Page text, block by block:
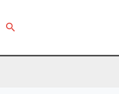
Pesquisar